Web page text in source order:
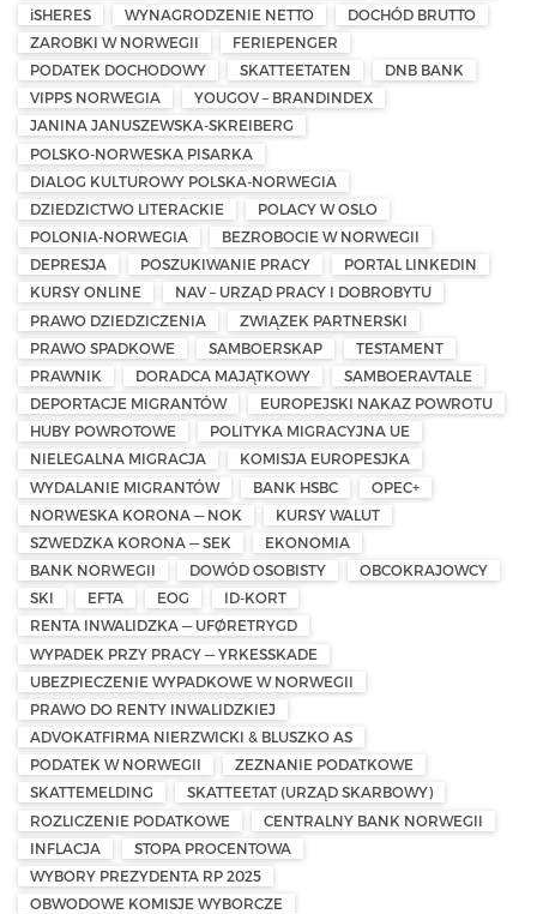
iSHERES
WYNAGRODZENIE NETTO
DOCHÓD BRUTTO
ZAROBKI W NORWEGII
FERIEPENGER
PODATEK DOCHODOWY
SKATTEETATEN
DNB BANK
VIPPS NORWEGIA
YOUGOV – BRANDINDEX
JANINA JANUSZEWSKA-SKREIBERG
POLSKO-NORWESKA PISARKA
DIALOG KULTUROWY POLSKA-NORWEGIA
DZIEDZICTWO LITERACKIE
POLACY W OSLO
POLONIA-NORWEGIA
BEZROBOCIE W NORWEGII
DEPRESJA
POSZUKIWANIE PRACY
PORTAL LINKEDIN
KURSY ONLINE
NAV – URZĄD PRACY I DOBROBYTU
PRAWO DZIEDZICZENIA
ZWIĄZEK PARTNERSKI
PRAWO SPADKOWE
SAMBOERSKAP
TESTAMENT
PRAWNIK
DORADCA MAJĄTKOWY
SAMBOERAVTALE
DEPORTACJE MIGRANTÓW
EUROPEJSKI NAKAZ POWROTU
HUBY POWROTOWE
POLITYKA MIGRACYJNA UE
NIELEGALNA MIGRACJA
KOMISJA EUROPESJKA
WYDALANIE MIGRANTÓW
BANK HSBC
OPEC+
NORWESKA KORONA — NOK
KURSY WALUT
SZWEDZKA KORONA — SEK
EKONOMIA
BANK NORWEGII
DOWÓD OSOBISTY
OBCOKRAJOWCY
SKI
EFTA EOG
ID-KORT
RENTA INWALIDZKA — UFØRETRYGD
WYPADEK PRZY PRACY — YRKESSKADE
UBEZPIECZENIE WYPADKOWE W NORWEGII
PRAWO DO RENTY INWALIDZKIEJ
ADVOKATFIRMA NIERZWICKI & BLUSZKO AS
PODATEK W NORWEGII
ZEZNANIE PODATKOWE
SKATTEMELDING
SKATTEETAT (URZĄD SKARBOWY)
ROZLICZENIE PODATKOWE
CENTRALNY BANK NORWEGII
INFLACJA
STOPA PROCENTOWA
WYBORY PREZYDENTA RP 2025
OBWODOWE KOMISJE WYBORCZE